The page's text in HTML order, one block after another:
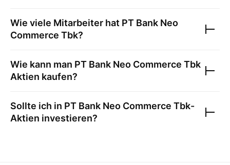
Wie viele Mitarbeiter hat PT Bank Neo
Commerce Tbk?
Wie kann man PT Bank Neo Commerce Tbk
Aktien kaufen?
Sollte ich in PT Bank Neo Commerce Tbk-
Aktien investieren?